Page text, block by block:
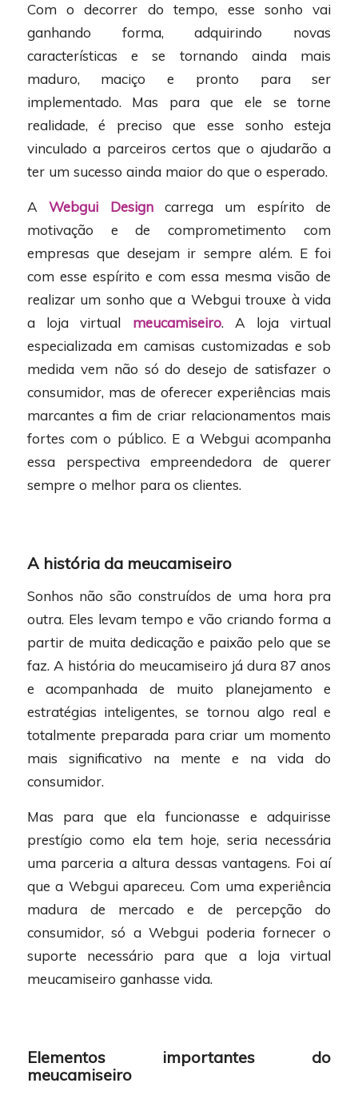
Com o decorrer do tempo, esse sonho vai
ganhando forma, adquirindo novas
características e se tornando ainda mais
maduro, maciço e pronto para ser
implementado. Mas para que ele se torne
realidade, é preciso que esse sonho esteja
vinculado a parceiros certos que o ajudarão a
ter um sucesso ainda maior do que o esperado.
AWebgui Designcarrega um espírito de
motivação e de comprometimento com
empresas que desejam ir sempre além. E foi
com esse espírito e com essa mesma visão de
realizar um sonho que a Webgui trouxe à vida
a loja virtual meucamiseiro. A loja virtual
especializada em camisas customizadas e sob
medida vem não só do desejo de satisfazer o
consumidor, mas de oferecer experiências mais
marcantes a fim de criar relacionamentos mais
fortes com o público. E a Webgui acompanha
essa perspectiva empreendedora de querer
sempre o melhor para os clientes.
A história da meucamiseiro
Sonhos não são construídos de uma hora pra
outra. Eles levam tempo e vão criando forma a
partir de muita dedicação e paixão pelo que se
faz. A história do meucamiseiro já dura 87 anos
e acompanhada de muito planejamento e
estratégias inteligentes, se tornou algo real e
totalmente preparada para criar um momento
mais significativo na mente e na vida do
consumidor.
Mas para que ela funcionasse e adquirisse
prestígio como ela tem hoje, seria necessária
uma parceria a altura dessas vantagens. Foi aí
que a Webgui apareceu. Com uma experiência
madura de mercado e de percepção do
consumidor, só a Webgui poderia fornecer o
suporte necessário para que a loja virtual
meucamiseiro ganhasse vida.
Elementos importantes do
meucamiseiro